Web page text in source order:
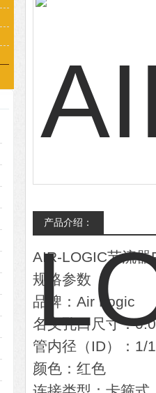
产品介绍：
AIR-LOGIC节流
规格参数
品牌：Air Logic
名义孔口尺寸：
管内径（ID）：1/
颜色：红色